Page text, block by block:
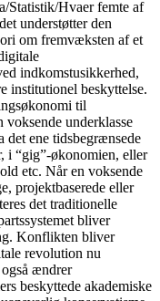
Statistik/Hvaer femte af
understøtter den
om fremvæksten af et
indkomstusikkerhed,
institutionel beskyttelse.
til
voksende underklasse
det ene tidsbegrænsede
i “gig”-økonomien, eller
etc. Når en voksende
projektbaserede eller
det traditionelle
bliver
Konflikten bliver
revolution nu
ændrer
beskyttede akademiske